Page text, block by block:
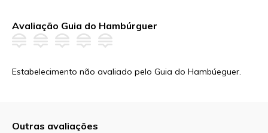
Avaliação Guia do Hambúrguer
Estabelecimento não avaliado pelo Guia do Hambúeguer.
Outras avaliações